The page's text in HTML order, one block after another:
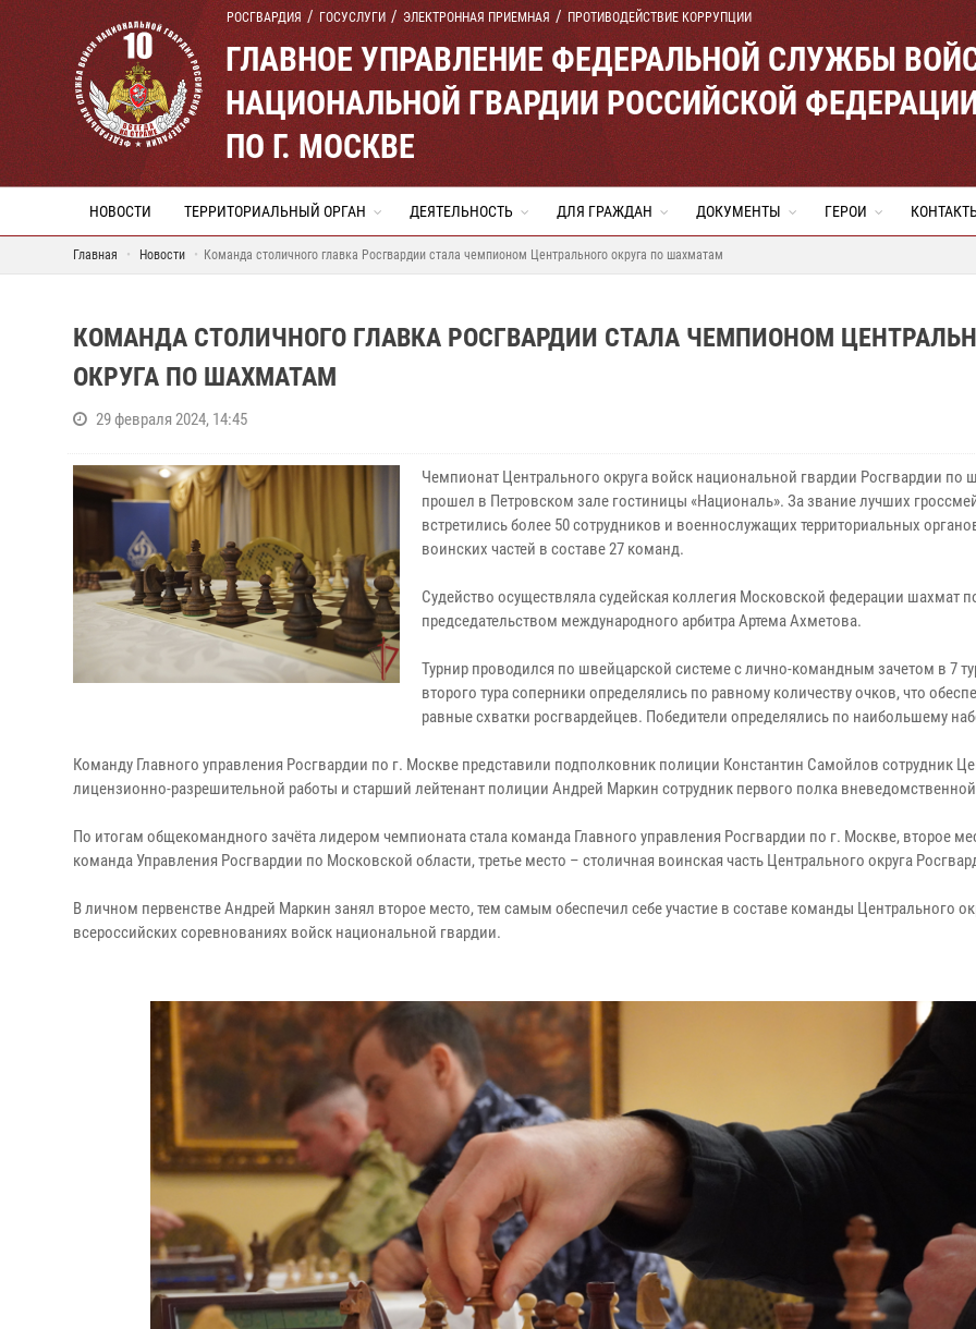
РОСГВАРДИЯ ГОСУСЛУГИ ЭЛЕКТРОННАЯ ПРИЕМНАЯ ПРОТИВОДЕЙСТВИЕ КОРРУПЦИИ
ГЛАВНОЕ УПРАВЛЕНИЕ ФЕДЕРАЛЬНОЙ СЛУЖБЫ
НАЦИОНАЛЬНОЙ ГВАРДИИ РОССИЙСКОЙ
ПО Г. МОСКВЕ
НОВОСТИ ТЕРРИТОРИАЛЬНЫЙ ОРГАН ДЕЯТЕЛЬНОСТЬ ДЛЯ ГРАЖДАН ДОКУМЕНТЫ ГЕРОИ
Главная Новости Команда столичного главка Росгвардии стала чемпионом Центрального округа по шахматам
КОМАНДА СТОЛИЧНОГО ГЛАВКА РОСГВАРДИИ СТАЛА ЧЕМПИОНОМ
ОКРУГА ПО ШАХМАТАМ
29 февраля 2024, 14:45
Чемпионат Центрального округа войск национальной гвардии Росгвардии по
прошел в Петровском зале гостиницы «Националь». За звание лучших
встретились более 50 сотрудников и военнослужащих территориальных
воинских частей в составе 27 команд.
Судейство осуществляла судейская коллегия Московской федерации шахмат
председательством международного арбитра Артема Ахметова.
Турнир проводился по швейцарской системе с лично-командным зачетом в 7
второго тура соперники определялись по равному количеству очков, что
равные схватки росгвардейцев. Победители определялись по наибольшему
Команду Главного управления Росгвардии по г. Москве представили подполковник полиции Константин Самойлов сотрудник
лицензионно-разрешительной работы и старший лейтенант полиции Андрей Маркин сотрудник первого полка
По итогам общекомандного зачёта лидером чемпионата стала команда Главного управления Росгвардии по г. Москве, второе
команда Управления Росгвардии по Московской области, третье место – столичная воинская часть Центрального округа
В личном первенстве Андрей Маркин занял второе место, тем самым обеспечил себе участие в составе команды Центрального
всероссийских соревнованиях войск национальной гвардии.